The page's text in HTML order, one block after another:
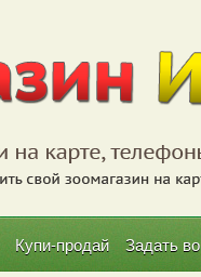
Купи-продай Задать